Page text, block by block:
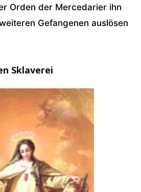
Orden der Mercedarier ihn
Gefangenen auslösen
Sklaverei